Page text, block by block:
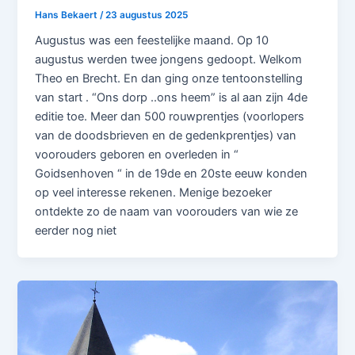
Hans Bekaert /23 augustus 2025
Augustus was een feestelijke maand. Op 10
augustus werden twee jongens gedoopt. Welkom
Theo en Brecht. En dan ging onze tentoonstelling
van start . “Ons dorp ..ons heem” is al aan zijn 4de
editie toe. Meer dan 500 rouwprentjes (voorlopers
van de doodsbrieven en de gedenkprentjes) van
voorouders geboren en overleden in “
Goidsenhoven “ in de 19de en 20ste eeuw konden
op veel interesse rekenen. Menige bezoeker
ontdekte zo de naam van voorouders van wie ze
eerder nog niet